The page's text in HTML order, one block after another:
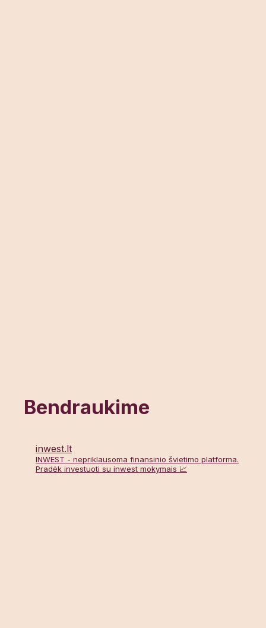
Bendraukime
inwest.lt
INWEST - nepriklausoma finansinio švietimo platforma.
Pradėk investuoti su inwest mokymais 📈